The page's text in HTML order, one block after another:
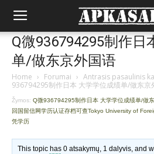
Q微936794295制作日
单/做东京外国语
Home › Forumai › Antrasis pasaulinis
936794295制作日本 大学学位成绩单/做东京
Žymos: Q微936794295制作日本 大学学位成绩单/做
回国留信网学历认证存档可查Tokyo University of
凭学历
This topic has 0 atsakymų, 1 dalyvis, and